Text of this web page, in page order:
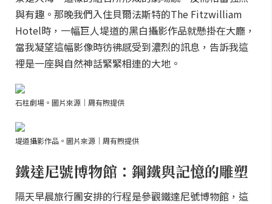
與有趣。那晚我們入住貝爾法斯特的The Fitzwilliam
Hotel時，一幅巨人堤道的黑白攝影作品就懸掛在大廳，
當我凝望這幅影像時彷彿感受到濃烈的訊息，告訴我這
裡是一座與自然神話緊緊相連的大地。
石柱劇場。圖片來源｜周有煦提供
堤道攝影作品。圖片來源｜周有煦提供
鐵達尼號博物館：鋼鐵與記憶的雕塑
隔天早晨旅行團安排的行程是參觀鐵達尼號博物館，這